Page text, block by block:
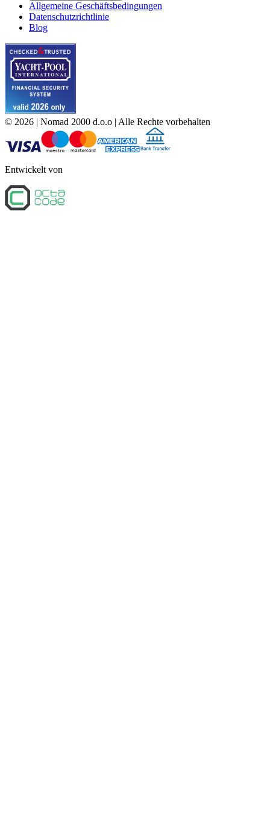
Allgemeine Geschäftsbedingungen
Datenschutzrichtlinie
Blog
© 2026 | Nomad 2000 d.o.o | Alle Rechte vorbehalten
Entwickelt von